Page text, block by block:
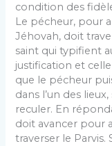
condition des
Le pécheur, pour
Jéhovah, doit
saint qui typifient
justification et
que le pécheur
dans l’un des
reculer. En
doit avancer pour
traverser le Parvis.